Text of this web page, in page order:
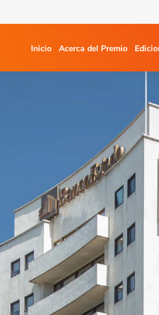
Inicio Acerca del Premio